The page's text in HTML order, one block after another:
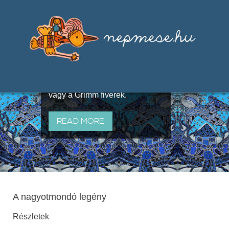
útján terjedő elbeszélésekből,
melyeket olyan ismert gyűjtők
állítottak össze, mint Benedek
vagy a Grimm fivérek.
READ MORE
A nagyotmondó legény
Részletek